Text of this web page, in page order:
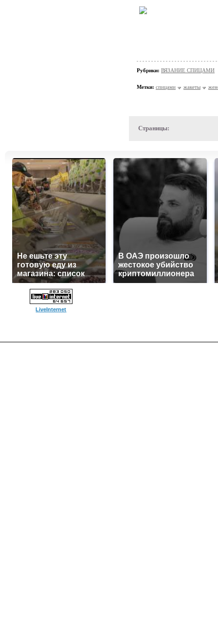
Рубрики: ВЯЗАНИЕ СПИЦАМИ
Метки: спицами жакеты
Страницы:
Не ешьте эту
готовую еду из
магазина: список
В ОАЭ произошло
жестокое убийство
криптомиллионера
LiveInternet